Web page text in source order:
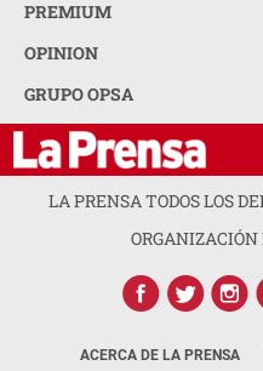
PREMIUM
OPINION
GRUPO OPSA
LA PRENSA TODOS LOS
ACERCA DE LA PRENSA